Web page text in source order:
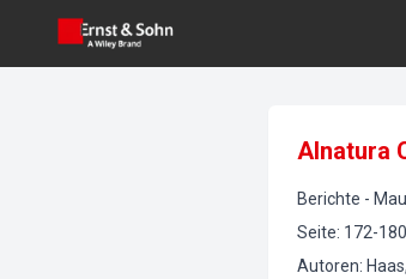
Alnatura
Berichte -
Seite: 172-180
Autoren: